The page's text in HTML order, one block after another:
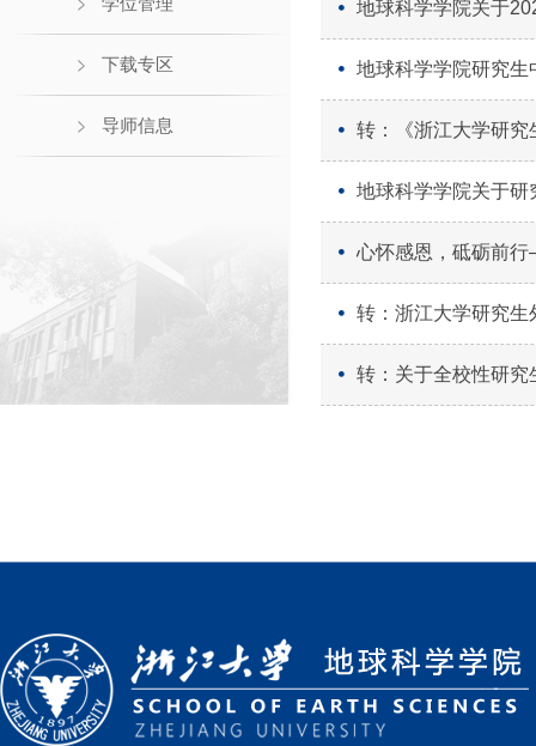
下载专区
导师信息
地球科学学院关于
地球科学学院研究生
转：《浙江大学研
地球科学学院关于研
心怀感恩，砥砺前
转：浙江大学研究
转：关于全校性研究